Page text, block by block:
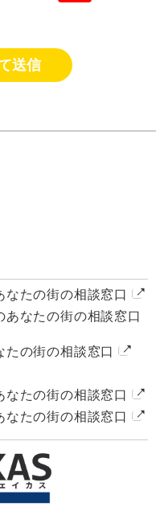
たの街の相談窓口
なたの街の相談窓口
の街の相談窓口
たの街の相談窓口
たの街の相談窓口